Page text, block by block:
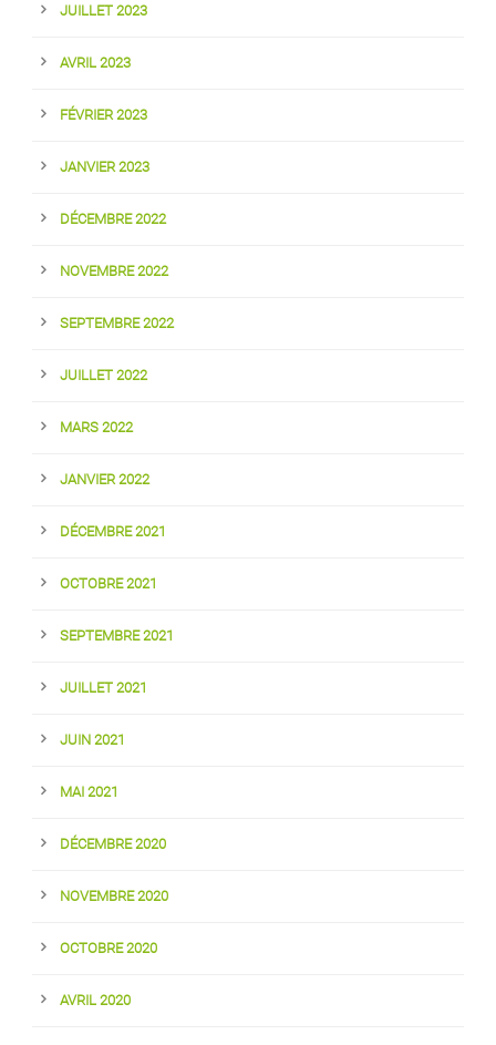
JUILLET 2023
AVRIL 2023
FÉVRIER 2023
JANVIER 2023
DÉCEMBRE 2022
NOVEMBRE 2022
SEPTEMBRE 2022
JUILLET 2022
MARS 2022
JANVIER 2022
DÉCEMBRE 2021
OCTOBRE 2021
SEPTEMBRE 2021
JUILLET 2021
JUIN 2021
MAI 2021
DÉCEMBRE 2020
NOVEMBRE 2020
OCTOBRE 2020
AVRIL 2020